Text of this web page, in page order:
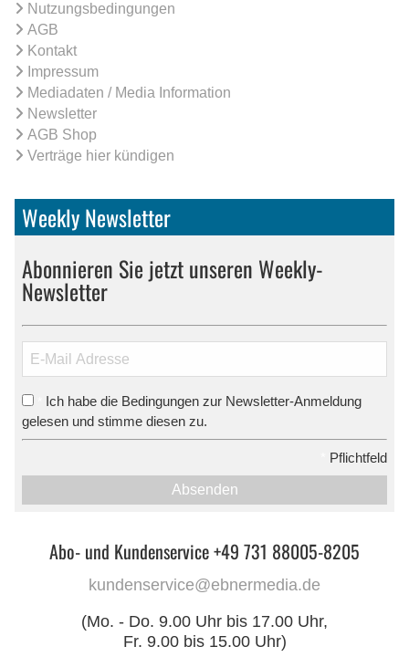
Nutzungsbedingungen
AGB
Kontakt
Impressum
Mediadaten / Media Information
Newsletter
AGB Shop
Verträge hier kündigen
Weekly Newsletter
Abonnieren Sie jetzt unseren Weekly-
Newsletter
Ich habe die Bedingungen zur Newsletter-Anmeldung
gelesen und stimme diesen zu.
Pflichtfeld
Absenden
Abo- und Kundenservice +49 731 88005-8205
kundenservice@ebnermedia.de
(Mo. - Do. 9.00 Uhr bis 17.00 Uhr,
Fr. 9.00 bis 15.00 Uhr)